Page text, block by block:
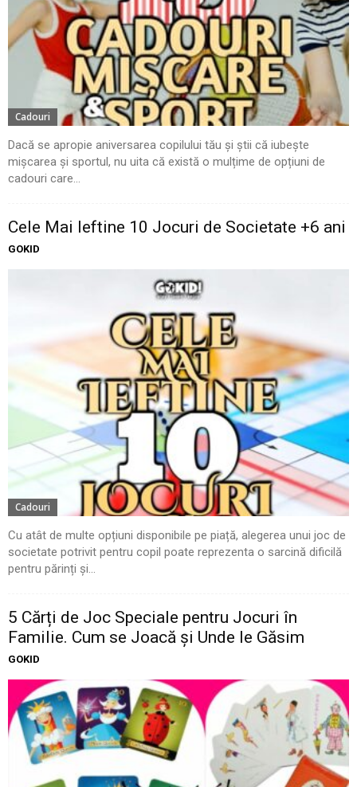
Cadouri
Dacă se apropie aniversarea copilului tău și știi că iubește
mișcarea și sportul, nu uita că există o mulțime de opțiuni de
cadouri care...
Cele Mai Ieftine 10 Jocuri de Societate +6 ani
GOKID
Cadouri
Cu atât de multe opțiuni disponibile pe piață, alegerea unui joc de
societate potrivit pentru copil poate reprezenta o sarcină dificilă
pentru părinți și...
5 Cărți de Joc Speciale pentru Jocuri în
Familie. Cum se Joacă și Unde le Găsim
GOKID